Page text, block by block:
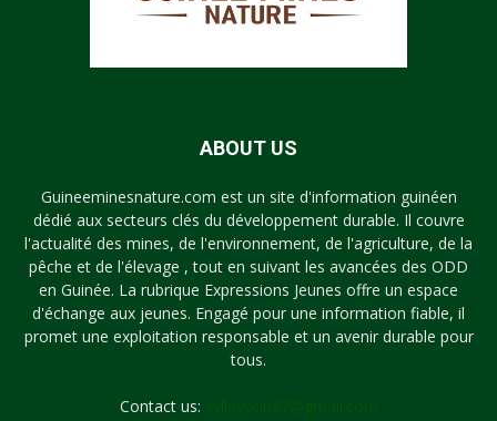
ABOUT US
Guineeminesnature.com est un site d'information guinéen
dédié aux secteurs clés du développement durable. Il couvre
l'actualité des mines, de l'environnement, de l'agriculture, de la
pêche et de l'élevage , tout en suivant les avancées des ODD
en Guinée. La rubrique Expressions Jeunes offre un espace
d'échange aux jeunes. Engagé pour une information fiable, il
promet une exploitation responsable et un avenir durable pour
tous.
Contact us: